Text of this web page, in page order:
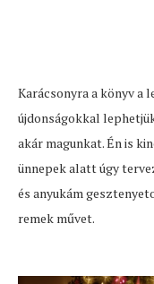
Karácsonyra a könyv a
újdonságokkal
akár magunkat. Én is
ünnepek alatt úgy
és anyukám
remek művet.